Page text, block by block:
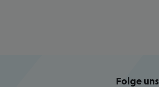
Folge uns